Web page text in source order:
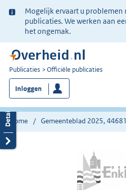
Ter
informatie:
Mogelijk ervaart u problemen
publicaties. We werken aan
het ongemak.
U
bent
nu
hier:
Publicaties Officiële publicaties
Inloggen
Home Gemeenteblad 2025,